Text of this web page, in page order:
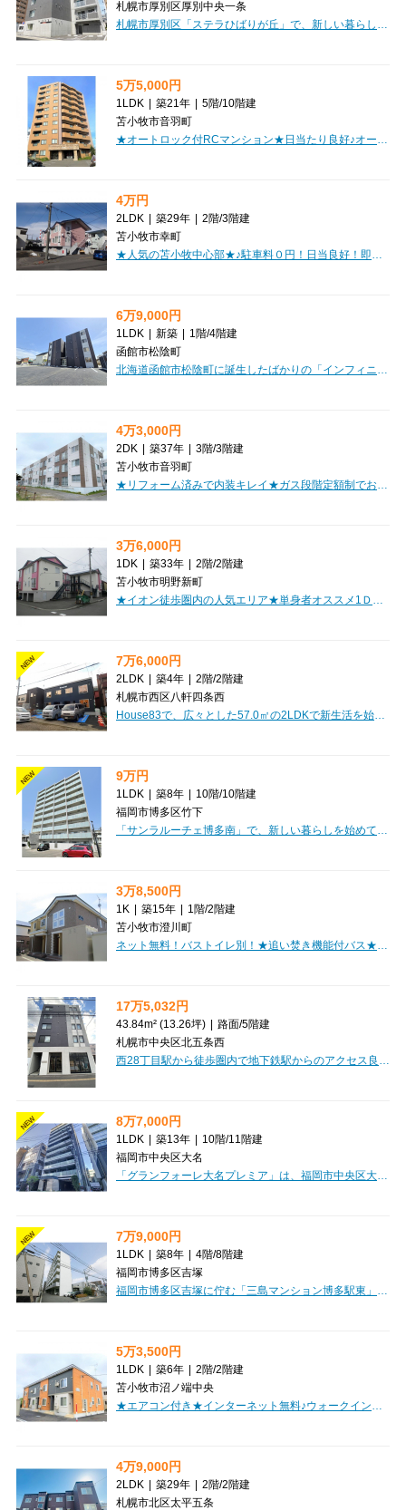
札幌市厚別区厚別中央一条
5万5,000円
1LDK | 築21年 | 5階/10階建
苫小牧市音羽町
4万円
2LDK | 築29年 | 2階/3階建
苫小牧市幸町
6万9,000円
1LDK | 新築 | 1階/4階建
函館市松陰町
4万3,000円
2DK | 築37年 | 3階/3階建
苫小牧市音羽町
3万6,000円
1DK | 築33年 | 2階/2階建
苫小牧市明野新町
NEW 7万6,000円
2LDK | 築4年 | 2階/2階建
札幌市西区八軒四条西
NEW 9万円
1LDK | 築8年 | 10階/10階建
福岡市博多区竹下
3万8,500円
1K | 築15年 | 1階/2階建
苫小牧市澄川町
17万5,032円
43.84m² (13.26坪) | 路面/5階建
札幌市中央区北五条西
NEW 8万7,000円
1LDK | 築13年 | 10階/11階建
福岡市中央区大名
NEW 7万9,000円
1LDK | 築8年 | 4階/8階建
福岡市博多区吉塚
5万3,500円
1LDK | 築6年 | 2階/2階建
苫小牧市沼ノ端中央
4万9,000円
2LDK | 築29年 | 2階/2階建
札幌市北区太平五条